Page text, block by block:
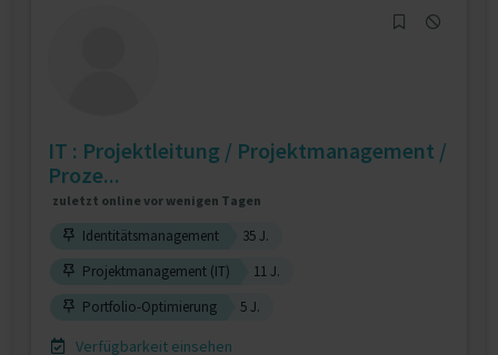
IT : Projektleitung / Projektmanagement /
Proze...
zuletzt online vor wenigen Tagen
Identitätsmanagement
35 J.
Projektmanagement (IT)
11 J.
Portfolio-Optimierung
5 J.
Verfügbarkeit einsehen